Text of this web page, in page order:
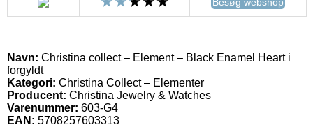
Navn: Christina collect – Element – Black Enamel Heart i
forgyldt
Kategori: Christina Collect – Elementer
Producent: Christina Jewelry & Watches
Varenummer: 603-G4
EAN: 5708257603313